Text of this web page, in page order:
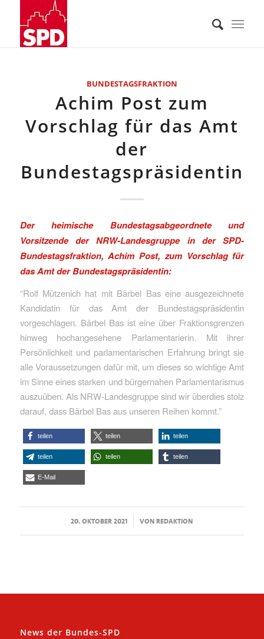
BUNDESTAGSFRAKTION
Achim Post zum
Vorschlag für das Amt
der
Bundestagspräsidentin
Der heimische Bundestagsabgeordnete und
Vorsitzende der NRW-Landesgruppe in der SPD-
Bundestagsfraktion, Achim Post, zum Vorschlag für
das Amt der Bundestagspräsidentin:
“Rolf Mützenich hat mit Bärbel Bas eine ausgezeichnete
Kandidatin für das Amt der Bundestagspräsidentin
vorgeschlagen. Bärbel Bas ist eine über Fraktionsgrenzen
hinweg hochangesehene Parlamentarierin. Mit ihrer
Persönlichkeit und parlamentarischen Erfahrung bringt sie
alle Voraussetzungen dafür mit, um dieses so wichtige Amt
im Sinne eines starken und bürgernahen Parlamentarismus
auszuüben. Als NRW-Landesgruppe sind wir überdies stolz
darauf, dass Bärbel Bas aus unseren Reihen kommt.”
teilen teilen teilen
teilen teilen teilen
E-Mail
20. OKTOBER 2021
/ VONREDAKTION
News der Bundes-SPD